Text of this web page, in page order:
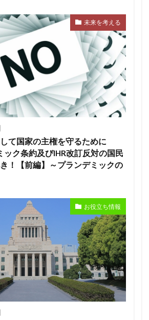
未来を考える
して国家の主権を守るために
ック条約及びIHR改訂反対の国民
！【前編】～プランデミックの
お役立ち情報